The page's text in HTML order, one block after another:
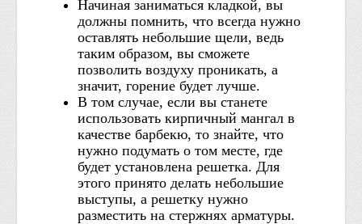
Начиная заниматься кладкой, вы
должны помнить, что всегда нужно
оставлять небольшие щели, ведь
таким образом, вы сможете
позволить воздуху проникать, а
значит, горение будет лучше.
В том случае, если вы станете
использовать кирпичный мангал в
качестве барбекю, то знайте, что
нужно подумать о том месте, где
будет установлена решетка. Для
этого принято делать небольшие
выступы, а решетку нужно
разместить на стержнях арматуры.